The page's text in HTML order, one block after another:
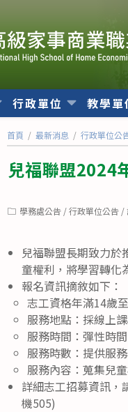
行政單位 教學單
首頁 / 最新消息 / 行政單位公
兒福聯盟2024
Post學務處公告 / 行政單位公告 /
兒福聯盟長期致力於
童權利，將學習轉化
報名資訊摘敘如下：
志工資格年滿14歲
服務地點：採線上
服務時間：彈性時
服務時數：提供服
服務內容：蒐集兒
詳細志工招募資訊，
機505)